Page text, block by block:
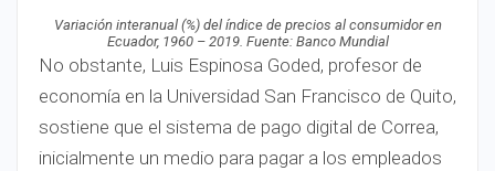
Variación interanual (%) del índice de precios al consumidor en
Ecuador, 1960 – 2019. Fuente: Banco Mundial
No obstante, Luis Espinosa Goded, profesor de
economía en la Universidad San Francisco de Quito,
sostiene que el sistema de pago digital de Correa,
inicialmente un medio para pagar a los empleados